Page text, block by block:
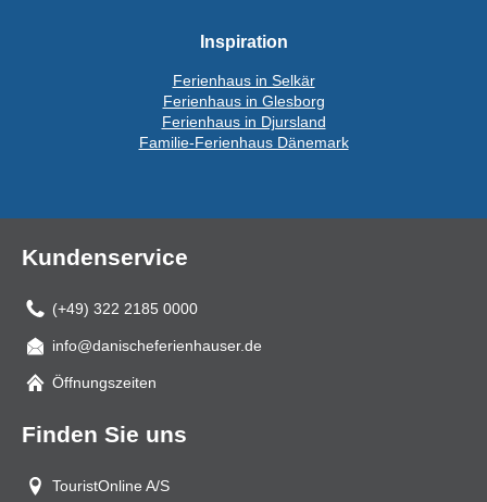
Inspiration
Ferienhaus in Selkär
Ferienhaus in Glesborg
Ferienhaus in Djursland
Familie-Ferienhaus Dänemark
Kundenservice
(+49) 322 2185 0000
Mail
info@danischeferienhauser.de
Öffnungszeiten
Finden Sie uns
TouristOnline A/S